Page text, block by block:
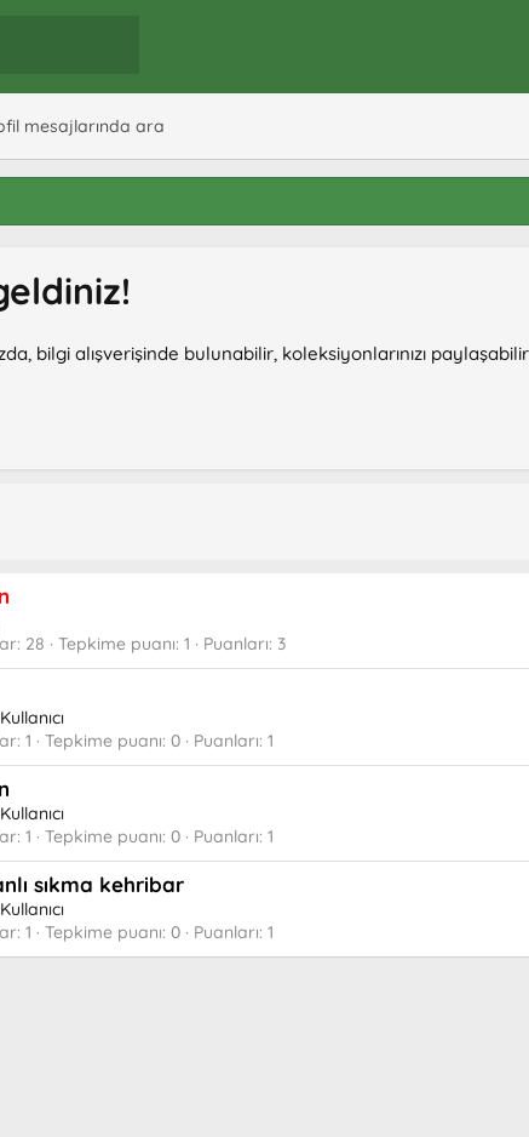
mesajlarında ara
bilgi alışverişinde bulunabilir, koleksiyonlarınızı
28 Tepkime puanı 1 Puanları 3
1 Tepkime puanı 0 Puanları 1
1 Tepkime puanı 0 Puanları 1
sıkma kehribar
1 Tepkime puanı 0 Puanları 1